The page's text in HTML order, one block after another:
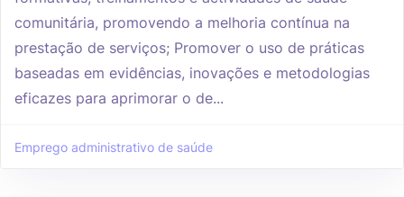
comunitária, promovendo a melhoria contínua na
prestação de serviços; Promover o uso de práticas
baseadas em evidências, inovações e metodologias
eficazes para aprimorar o de...
Emprego administrativo de saúde